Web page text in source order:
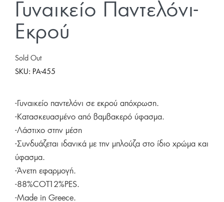
Γυναικείο Παντελόνι-
Εκρού
Sold Out
SKU: PA-455
-Γυναικείο παντελόνι σε εκρού απόχρωση.
-Κατασκευασμένο από βαμβακερό ύφασμα.
-Λάστιχο στην μέση
-Συνδυάζεται ιδανικά με την μπλούζα στο ίδιο χρώμα και
ύφασμα.
-Άνετη εφαρμογή.
-88%COT12%PES.
-Made in Greece.